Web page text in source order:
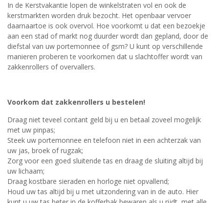
In de Kerstvakantie lopen de winkelstraten vol en ook de
kerstmarkten worden druk bezocht. Het openbaar vervoer
daarnaartoe is ook overvol. Hoe voorkomt u dat een bezoekje
aan een stad of markt nog duurder wordt dan gepland, door de
diefstal van uw portemonnee of gsm? U kunt op verschillende
manieren proberen te voorkomen dat u slachtoffer wordt van
zakkenrollers of overvallers.
Voorkom dat zakkenrollers u bestelen!
Draag niet teveel contant geld bij u en betaal zoveel mogelijk
met uw pinpas;
Steek uw portemonnee en telefoon niet in een achterzak van
uw jas, broek of rugzak;
Zorg voor een goed sluitende tas en draag de sluiting altijd bij
uw lichaam;
Draag kostbare sieraden en horloge niet opvallend;
Houd uw tas altijd bij u met uitzondering van in de auto. Hier